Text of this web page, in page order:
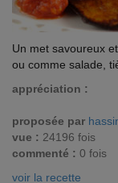
Un met savoureux
ou comme salade,
appréciation :
proposée par
vue : 24196 fois
commenté : 0 fois
voir la recette